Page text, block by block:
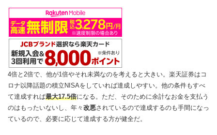
4倍と2倍で、他が1倍やそれ未満なのを考えると大きい。楽天証券はコ
ロナ以降話題の積立NISAをしていれば達成しやすい。他の条件もすべ
て達成すれば最大17.5倍になる。ただ、そのために余計なお金を支払う
のはもったいないし、年々 改悪されているので達成するのも手間になっ
ているので、必要に応じて達成する方が健全だ。